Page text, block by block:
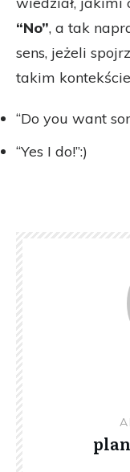
“No”, a tak
sens, jeżeli
takim
“Do you want
“Yes I do!”:)